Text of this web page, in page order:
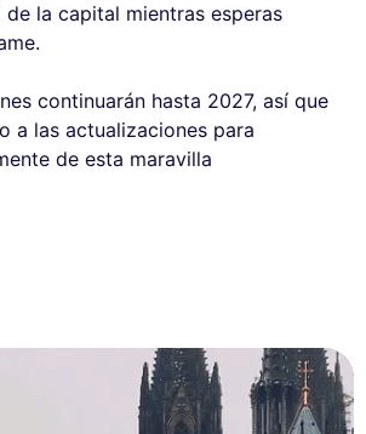
la capital mientras esperas
continuarán hasta 2027, así que
a las actualizaciones para
de esta maravilla